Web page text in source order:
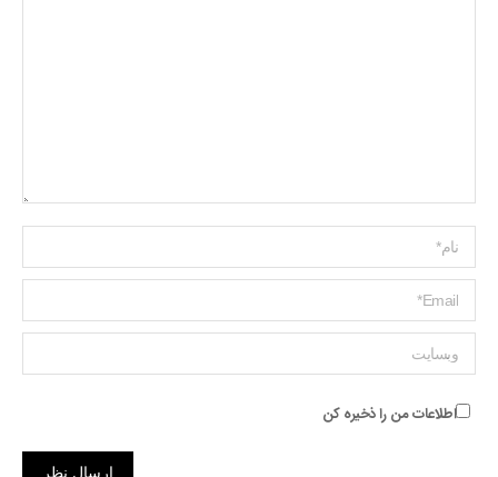
Name *
ایمیل *
وبسایت
اطلاعات من را ذخیره کن
ارسال نظر